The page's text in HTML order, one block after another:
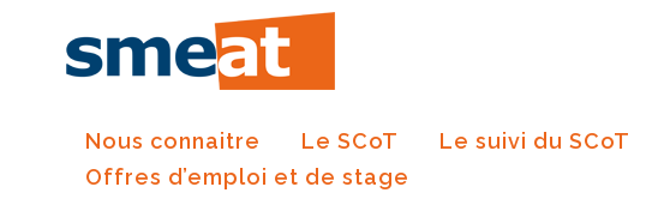
content
Nous connaitre Le SCoT Le suivi du SCoT
Offres d’emploi et de stage